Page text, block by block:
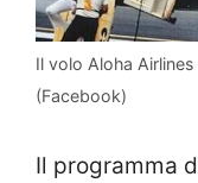
Il volo Aloha
(Facebook)
Il programma